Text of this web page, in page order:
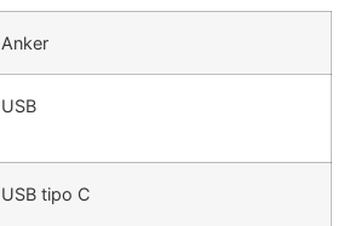
Anker
USB
USB tipo C